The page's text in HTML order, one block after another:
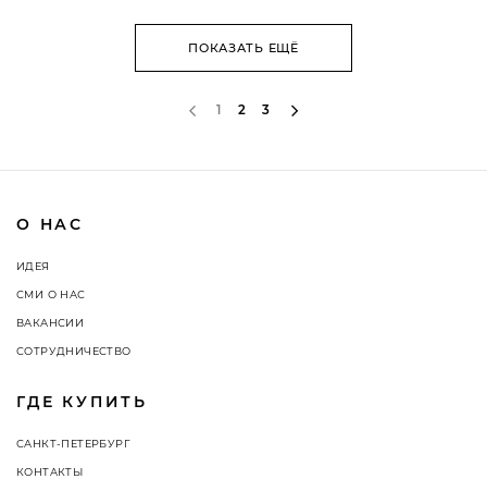
ПОКАЗАТЬ ЕЩЁ
1 2 3
О НАС
ИДЕЯ
СМИ О НАС
ВАКАНСИИ
СОТРУДНИЧЕСТВО
ГДЕ КУПИТЬ
САНКТ-ПЕТЕРБУРГ
КОНТАКТЫ